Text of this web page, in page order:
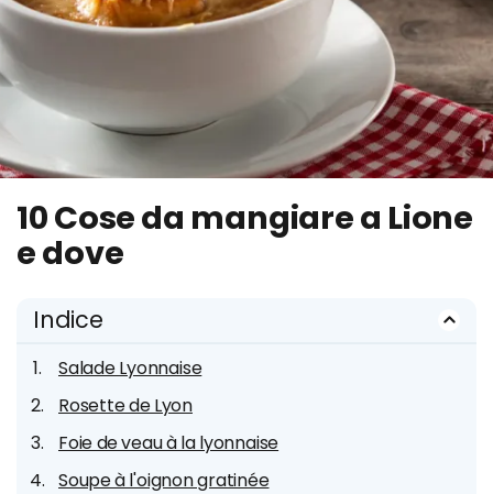
10 Cose da mangiare a Lione
e dove
Indice
Salade Lyonnaise
Rosette de Lyon
Foie de veau à la lyonnaise
Soupe à l'oignon gratinée